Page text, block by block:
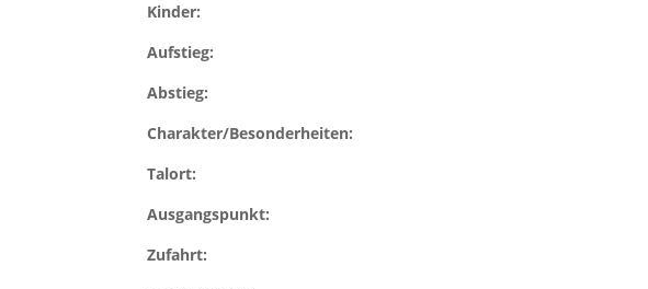
Kinder:
Aufstieg:
Abstieg:
Charakter/Besonderheiten:
Talort:
Ausgangspunkt:
Zufahrt: